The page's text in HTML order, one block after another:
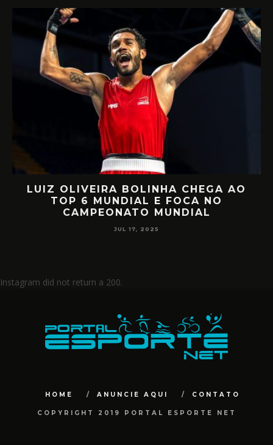
OLIVEIRA BOLINHA CHEGA AO
TOP 6 MUNDIAL E FOCA NO
CAMPEONATO MUNDIAL
JUL 17, 2025
Instagram did not return a 200.
HOME ANUNCIE AQUI CONTATO
COPYRIGHT 2019 PORTAL ESPORTE NET